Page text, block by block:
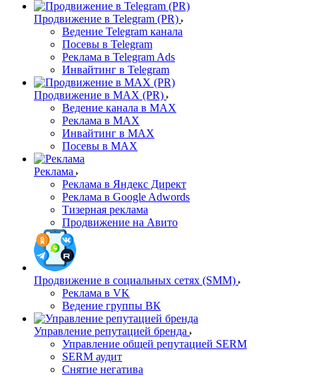
Продвижение в Telegram (PR)
Ведение Telegram канала
Посевы в Telegram
Реклама в Telegram Ads
Инвайтинг в Telegram
Продвижение в MAX (PR)
Ведение канала в MAX
Реклама в MAX
Инвайтинг в MAX
Посевы в MAX
Реклама
Реклама в Яндекс Директ
Реклама в Google Adwords
Тизерная реклама
Продвижение на Авито
Продвижение в социальных сетях (SMM)
Реклама в VK
Ведение группы ВК
Управление репутацией бренда
Управление общей репутацией SERM
SERM аудит
Снятие негатива